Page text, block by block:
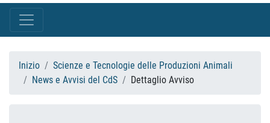
Inizio
Scienze e Tecnologie delle Produzioni Animali
News e Avvisi del CdS
Dettaglio Avviso